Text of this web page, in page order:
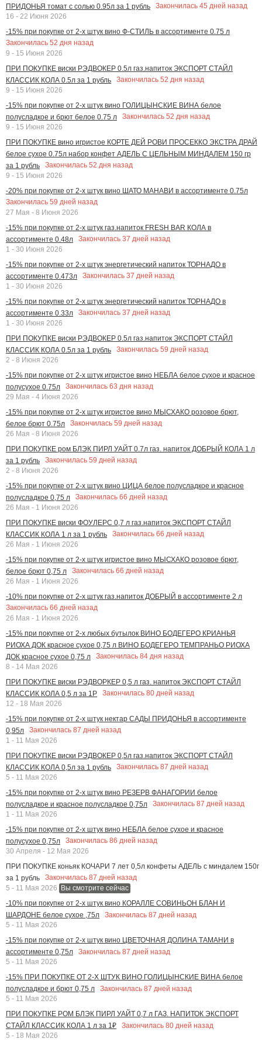
ПРИДОНЬЯ томат с солью 0.95л за 1 рубль Закончилась 45 дней назад
16 - 22 Июня 2026
-15% при покупке от 2-х штук вино Ф-СТИЛЬ в ассортименте 0.75 л
Закончилась 52 дня назад
9 - 15 Июня 2026
ПРИ ПОКУПКЕ виски РЭДВОКЕР 0.5л газ.напиток ЭКСПОРТ СТАЙЛ
КЛАССИК КОЛА 0.5л за 1 рубль
Закончилась 52 дня назад
9 - 15 Июня 2026
-15% при покупке от 2-х штук вино ГОЛИЦЫНСКИЕ ВИНА белое
полусладкое и брют белое 0.75 л
Закончилась 52 дня назад
9 - 15 Июня 2026
ПРИ ПОКУПКЕ вино игристое КОРТЕ ДЕЙ РОВИ ПРОСЕККО ЭКСТРА ДРАЙ
белое сухое 0.75л набор конфет АДЕЛЬ С ЦЕЛЬНЫМ МИНДАЛЕМ 150 гр
за 1 рубль
Закончилась 52 дня назад
9 - 15 Июня 2026
-20% при покупке от 2-х штук вино ШАТО МАНАВИ в ассортименте 0.75л
Закончилась 59 дней назад
27 Мая - 8 Июня 2026
-15% при покупке от 2-х штук газ.напиток FRESH BAR КОЛА в
ассортименте 0.48л
Закончилась 37 дней назад
1 - 30 Июня 2026
-15% при покупке от 2-х штук энергетический напиток ТОРНАДО в
ассортименте 0.473л
Закончилась 37 дней назад
1 - 30 Июня 2026
-15% при покупке от 2-х штук энергетический напиток ТОРНАДО в
ассортименте 0.33л
Закончилась 37 дней назад
1 - 30 Июня 2026
ПРИ ПОКУПКЕ виски РЭДВОКЕР 0.5л газ.напиток ЭКСПОРТ СТАЙЛ
КЛАССИК КОЛА 0.5л за 1 рубль
Закончилась 59 дней назад
2 - 8 Июня 2026
-15% при покупке от 2-х штук игристое вино НЕБЛА белое сухое и красное
полусухое 0.75л
Закончилась 63 дня назад
29 Мая - 4 Июня 2026
-15% при покупке от 2-х штук игристое вино МЫСХАКО розовое брют,
белое брют 0.75л
Закончилась 59 дней назад
26 Мая - 8 Июня 2026
ПРИ ПОКУПКЕ ром БЛЭК ПИРЛ УАЙТ 0.7л газ. напиток ДОБРЫЙ КОЛА 1 л
за 1 рубль
Закончилась 59 дней назад
2 - 8 Июня 2026
-15% при покупке от 2-х штук вино ЦИЦА белое полусладкое и красное
полусладкое 0,75 л
Закончилась 66 дней назад
26 Мая - 1 Июня 2026
ПРИ ПОКУПКЕ виски ФОУЛЕРС 0,7 л газ.напиток ЭКСПОРТ СТАЙЛ
КЛАССИК КОЛА 1 л за 1 рубль
Закончилась 66 дней назад
26 Мая - 1 Июня 2026
-15% при покупке от 2-х штук игристое вино МЫСХАКО розовое брют,
белое брют 0,75 л
Закончилась 66 дней назад
26 Мая - 1 Июня 2026
-10% при покупке от 2-х штук газ.напиток ДОБРЫЙ в ассортименте 2 л
Закончилась 66 дней назад
26 Мая - 1 Июня 2026
-15% при покупке от 2-х любых бутылок ВИНО БОДЕГЕРО КРИАНЬЯ
РИОХА ДОК красное сухое 0,75 л ВИНО БОДЕГЕРО ТЕМПРАНЬО РИОХА
ДОК красное сухое 0,75 л
Закончилась 84 дня назад
8 - 14 Мая 2026
ПРИ ПОКУПКЕ виски РЭДВОРКЕР 0,5 л газ. напиток ЭКСПОРТ СТАЙЛ
КЛАССИК КОЛА 0,5 л за 1Р
Закончилась 80 дней назад
12 - 18 Мая 2026
-15% при покупке от 2-х штук нектар САДЫ ПРИДОНЬЯ в ассортименте
0,95л
Закончилась 87 дней назад
1 - 11 Мая 2026
ПРИ ПОКУПКЕ виски РЭДВОКЕР 0,5л газ.напиток ЭКСПОРТ СТАЙЛ
КЛАССИК КОЛА 0,5л за 1 рубль
Закончилась 87 дней назад
5 - 11 Мая 2026
-15% при покупке от 2-х штук вино РЕЗЕРВ ФАНАГОРИИ белое
полусладкое и красное полусладкое 0,75л
Закончилась 87 дней назад
1 - 11 Мая 2026
-15% при покупке от 2-х штук вино НЕБЛА белое сухое и красное
полусухое 0,75л
Закончилась 86 дней назад
30 Апреля - 12 Мая 2026
ПРИ ПОКУПКЕ коньяк КОЧАРИ 7 лет 0,5л конфеты АДЕЛЬ с миндалем 150г
за 1 рубль
Закончилась 87 дней назад
5 - 11 Мая 2026 Вы смотрите сейчас
-10% при покупке от 2-х штук вино КОРАЛЛЕ СОВИНЬОН БЛАН И
ШАРДОНЕ белое сухое ,75л
Закончилась 87 дней назад
5 - 11 Мая 2026
-15% при покупке от 2-х штук вино ЦВЕТОЧНАЯ ДОЛИНА ТАМАНИ в
ассортименте 0,75л
Закончилась 87 дней назад
5 - 11 Мая 2026
-15% ПРИ ПОКУПКЕ ОТ 2-Х ШТУК ВИНО ГОЛИЦЫНСКИЕ ВИНА белое
полусладкое и брют 0,75 л
Закончилась 87 дней назад
5 - 11 Мая 2026
ПРИ ПОКУПКЕ РОМ БЛЭК ПИРЛ УАЙТ 0,7 л ГАЗ. НАПИТОК ЭКСПОРТ
СТАЙЛ КЛАССИК КОЛА 1 л за 1₽
Закончилась 80 дней назад
5 - 18 Мая 2026